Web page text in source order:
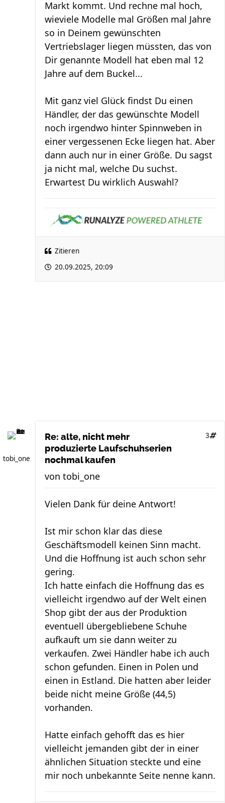
Markt kommt. Und rechne mal hoch,
wieviele Modelle mal Größen mal Jahre
so in Deinem gewünschten
Vertriebslager liegen müssten, das von
Dir genannte Modell hat eben mal 12
Jahre auf dem Buckel...
Mit ganz viel Glück findst Du einen
Händler, der das gewünschte Modell
noch irgendwo hinter Spinnweben in
einer vergessenen Ecke liegen hat. Aber
dann auch nur in einer Größe. Du sagst
ja nicht mal, welche Du suchst.
Erwartest Du wirklich Auswahl?
Zitieren
20.09.2025, 20:09
tobi_one
Re: alte, nicht mehr
produzierte Laufschuhserien
nochmal kaufen
3
von tobi_one
Vielen Dank für deine Antwort!
Ist mir schon klar das diese
Geschäftsmodell keinen Sinn macht.
Und die Hoffnung ist auch schon sehr
gering.
Ich hatte einfach die Hoffnung das es
vielleicht irgendwo auf der Welt einen
Shop gibt der aus der Produktion
eventuell übergebliebene Schuhe
aufkauft um sie dann weiter zu
verkaufen. Zwei Händler habe ich auch
schon gefunden. Einen in Polen und
einen in Estland. Die hatten aber leider
beide nicht meine Größe (44,5)
vorhanden.
Hatte einfach gehofft das es hier
vielleicht jemanden gibt der in einer
ähnlichen Situation steckte und eine
mir noch unbekannte Seite nenne kann.